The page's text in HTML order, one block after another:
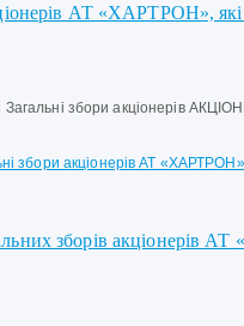
АТ «ХАРТРОН», які
Загальні збори акціонерів
збори акціонерів АТ
зборів акціонерів